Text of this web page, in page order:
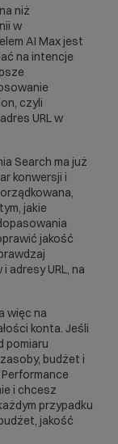
niż
w
AI Max jest
na intencje
czyli
URL w
Search ma już
konwersji i
jakie
jakość
URL, na
więc na
konta. Jeśli
pomiaru
budżet i
i chcesz
przypadku
jakość